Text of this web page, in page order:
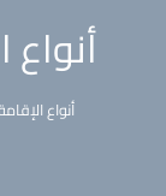
أنواع
أنواع